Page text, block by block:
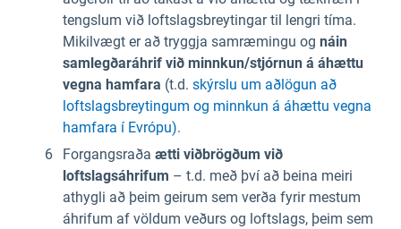
tengslum við loftslagsbreytingar til lengri tíma.
Mikilvægt er að tryggja samræmingu og náin
samlegðaráhrif við minnkun/stjórnun á áhættu
vegna hamfara (t.d. skýrslu um aðlögun að
loftslagsbreytingum og minnkun á áhættu vegna
hamfara í Evrópu).
Forgangsraða ætti viðbrögðum við
loftslagsáhrifum – t.d. með því að beina meiri
athygli að þeim geirum sem verða fyrir mestum
áhrifum af völdum veðurs og loftslags, þeim sem